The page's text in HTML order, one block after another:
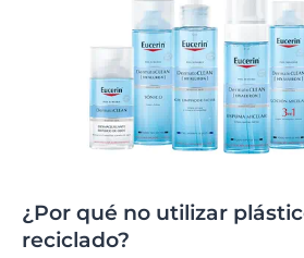
¿Por qué no utilizar
reciclado?